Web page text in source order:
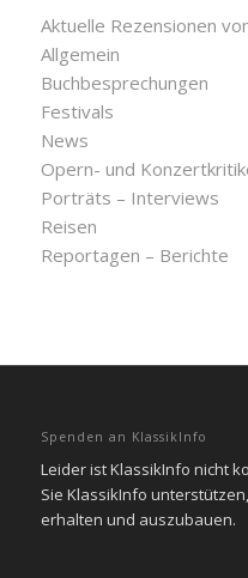
Aktuelle Rezensionen
Allgemein
Buchbesprechungen
Festivals
News
Opern- und
Porträts – Interviews
Reisen
Reportagen – Berichte
Spenden an KlassikInfo
Leider ist KlassikInfo nicht
Sie KlassikInfo
erhalten und auszubauen.